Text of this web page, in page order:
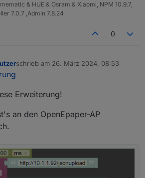
& HUE & Osram & Xiaomi, NPM 10.9.7,
7.0.7 ,Admin 7.8.24
0
schrieb am 26. März 2024, 08:53
zuletzt editiert von
Erweiterung!
an den OpenEpaper-AP